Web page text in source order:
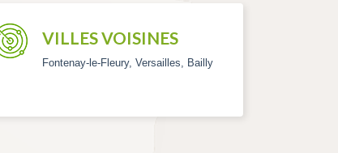
VILLES VOISINES
Fontenay-le-Fleury, Versailles, Bailly